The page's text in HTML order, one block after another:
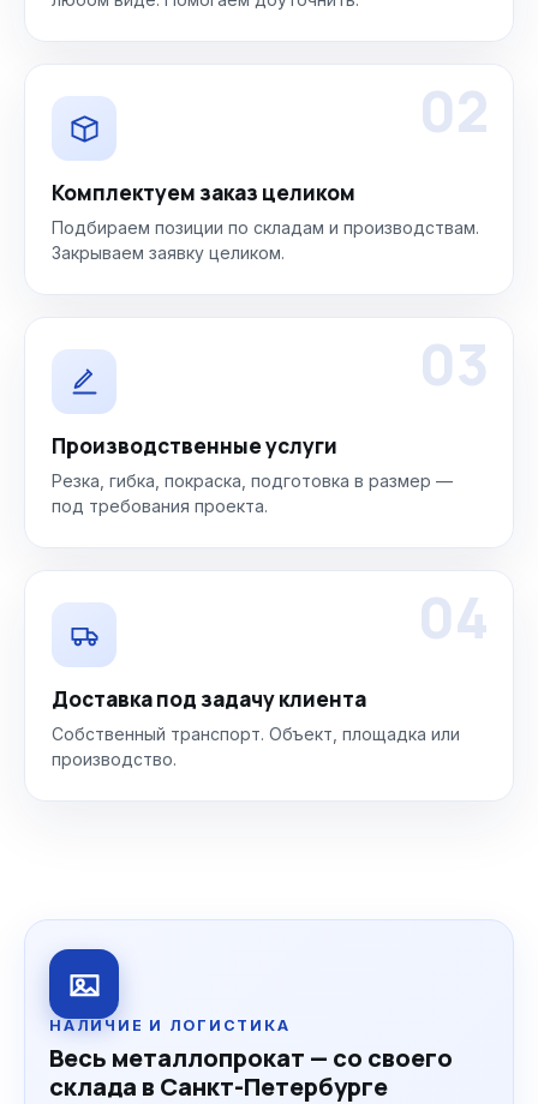
02
Комплектуем заказ целиком
Подбираем позиции по складам и производствам.
Закрываем заявку целиком.
03
Производственные услуги
Резка, гибка, покраска, подготовка в размер —
под требования проекта.
04
Доставка под задачу клиента
Собственный транспорт. Объект, площадка или
производство.
НАЛИЧИЕ И ЛОГИСТИКА
Весь металлопрокат — со своего
склада в Санкт-Петербурге